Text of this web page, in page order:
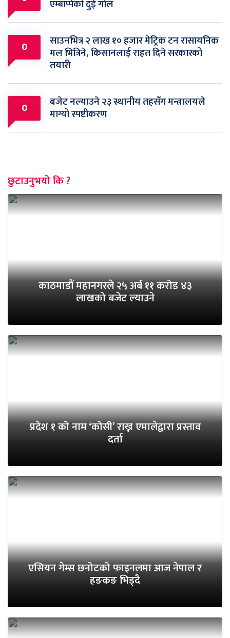
एम्बाप्पेको दुई गोल
0 साउनभित्र २ लाख १० हजार मेट्रिक टन रासायनिक
मल भित्रिने, किसानलाई राहत दिने सरकारको
तयारी
0 बजेट नल्याउने २३ स्थानीय तहसँग मन्त्रालयले
माग्यो स्पष्टीकरण
छुटाउनुभयो कि ?
काठमाडौं महानगरले २५ अर्ब ११ करोड ४३
लाखको बजेट ल्याउने
प्रदेश १ को नाम ‘कोसी’ राख्न एमालेद्वारा प्रस्ताव
दर्ता
एसियन गेम्स छनोटको फाइनलमा आज नेपाल र
हङकङ भिड्दै